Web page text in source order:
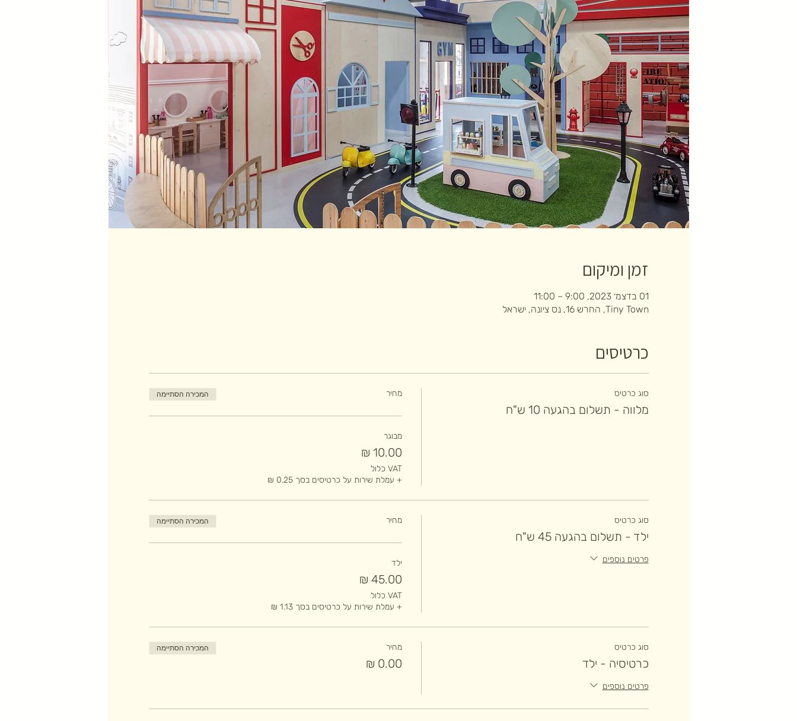
זמן ומיקום
01 בדצמ׳ 2023, 9:00 – 11:00
Tiny Town, החרש 16, נס ציונה, ישראל
כרטיסים
סוג כרטיס
מלווה - תשלום בהגעה 10 ש"ח
מחיר המכירה הסתיימה
מבוגר
VAT כלול
+ עמלת שירות על כרטיסים בסך ‏0.25 ‏₪
סוג כרטיס
ילד - תשלום בהגעה 45 ש"ח
פרטים נוספים
מחיר המכירה הסתיימה
ילד
VAT כלול
+ עמלת שירות על כרטיסים בסך ‏1.13 ‏₪
סוג כרטיס
כרטיסיה - ילד
פרטים נוספים
מחיר המכירה הסתיימה